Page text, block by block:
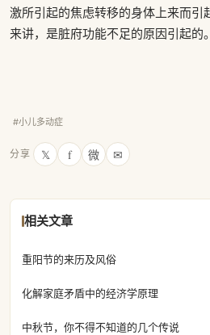
激所引起的焦虑转移的身体上来而引
来讲，是脏府功能不足的原因引起的。
#小儿多动症
分享 𝕏 f 微 ✉
相关文章
重阳节的来历及风俗
化解家庭矛盾中的经济学原理
中秋节，你不得不知道的几个传说